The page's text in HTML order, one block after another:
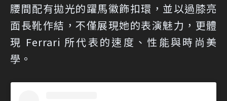
腰間配有拋光的躍馬徽飾扣環，並以過膝亮
面長靴作結，不僅展現她的表演魅力，更體
現 Ferrari 所代表的速度、性能與時尚美
學。